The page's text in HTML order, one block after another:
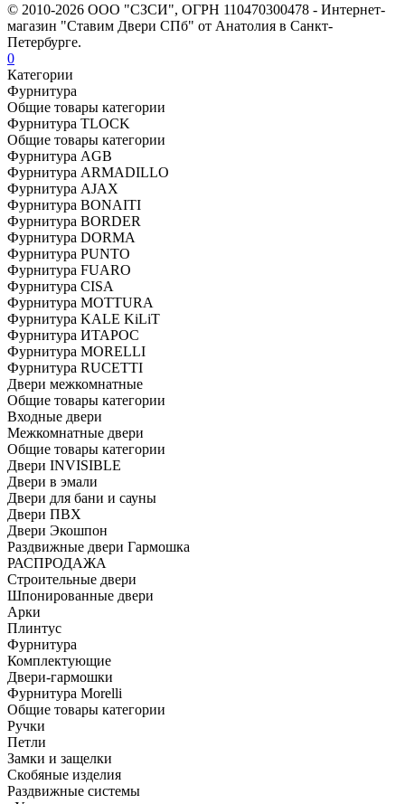
© 2010-2026 ООО "СЗСИ", ОГРН 110470300478 - Интернет-
магазин "Ставим Двери СПб" от Анатолия в Санкт-
Петербурге.
0
Категории
Фурнитура
Общие товары категории
Фурнитура TLOCK
Общие товары категории
Фурнитура AGB
Фурнитура ARMADILLO
Фурнитура AJAX
Фурнитура BONAITI
Фурнитура BORDER
Фурнитура DORMA
Фурнитура PUNTO
Фурнитура FUARO
Фурнитура CISA
Фурнитура MOTTURA
Фурнитура KALE KiLiT
Фурнитура ИТАРОС
Фурнитура MORELLI
Фурнитура RUCETTI
Двери межкомнатные
Общие товары категории
Входные двери
Межкомнатные двери
Общие товары категории
Двери INVISIBLE
Двери в эмали
Двери для бани и сауны
Двери ПВХ
Двери Экошпон
Раздвижные двери Гармошка
РАСПРОДАЖА
Строительные двери
Шпонированные двери
Арки
Плинтус
Фурнитура
Комплектующие
Двери-гармошки
Фурнитура Morelli
Общие товары категории
Ручки
Петли
Замки и защелки
Скобяные изделия
Раздвижные системы